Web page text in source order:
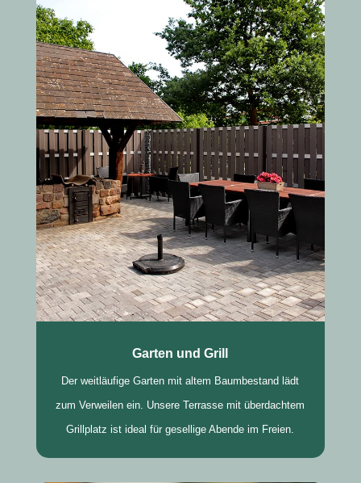
Garten und Grill
Der weitläufige Garten mit altem Baumbestand lädt
zum Verweilen ein. Unsere Terrasse mit überdachtem
Grillplatz ist ideal für gesellige Abende im Freien.